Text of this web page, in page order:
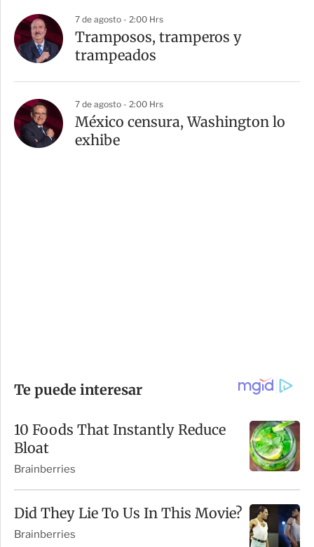
7 de agosto - 2:00 Hrs
Tramposos, tramperos y
trampeados
7 de agosto - 2:00 Hrs
México censura, Washington lo
exhibe